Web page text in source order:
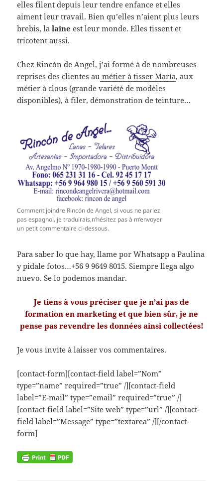
elles filent depuis leur tendre enfance et elles
aiment leur travail. Bien qu’elles n’aient plus leurs
brebis, lalaine est leur monde. Elles tissent et
tricotent aussi.
Chez Rincón de Angel, j’ai formé à de nombreuses
reprises des clientes au métier à tisser María, aux
métier à clous (grande variété de modèles
disponibles), à filer, démonstration de teinture…
Comment joindre Rincón de Angel, si vous ne parlez
pas espagnol, je traduirais,n’hésitez pas à m’envoyer
un petit commentaire ci-dessous.
Para saber lo que hay, llame por Whatsapp a Paulina
y pidale fotos…+56 9 9649 8015. Siempre llega algo
nuevo. Se lo podemos mandar.
Je tiens à vous préciser que je n’ai pas de
formation en marketing et que bien sûr, je ne
pense pas revendre les données ainsi collectées!
Je vous invite à laisser vos commentaires.
[contact-form][contact-field label=”Nom”
type=”name” required=”true” /][contact-field
label=”E-mail” type=”email” required=”true” /]
[contact-field label=”Site web” type=”url” /][contact-
field label=”Message” type=”textarea” /][/contact-
form]